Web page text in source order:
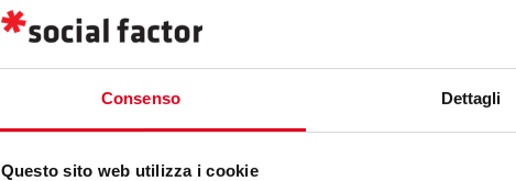
Consenso Dettagli
Questo sito web utilizza i cookie